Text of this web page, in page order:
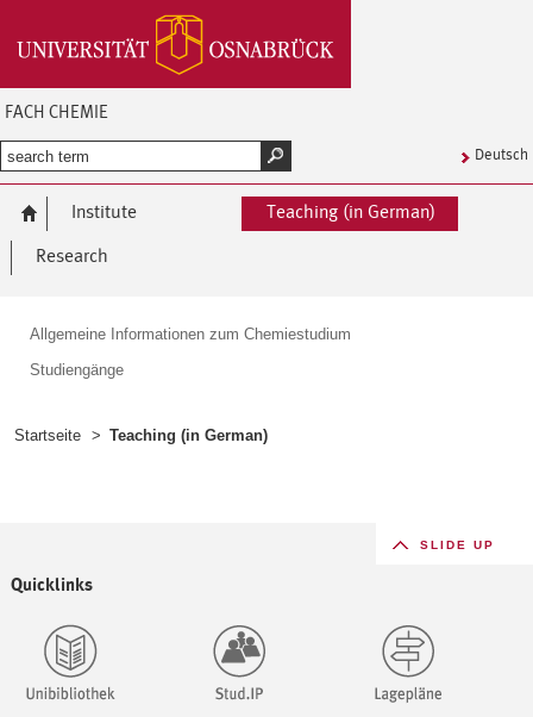
FACH CHEMIE
Deutsch
Institute
Teaching (in German)
Research
Allgemeine Informationen zum Chemiestudium
Studiengänge
Startseite > Teaching (in German)
SLIDE UP
Quicklinks